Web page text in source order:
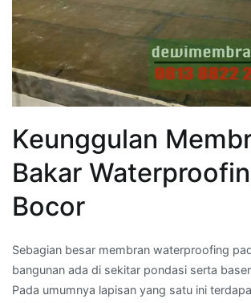
Keunggulan
Bakar
Bocor
Sebagian besar membran waterproofing
bangunan ada di sekitar pondasi serta
Pada umumnya lapisan yang satu ini